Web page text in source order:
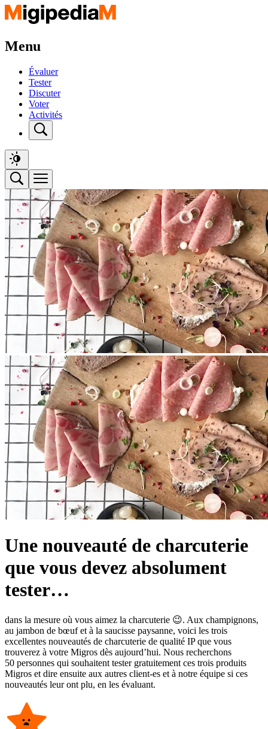
Menu
Évaluer
Tester
Discuter
Voter
Activités
Une nouveauté de charcuterie
que vous devez absolument
tester…
dans la mesure où vous aimez la charcuterie 😉. Aux champignons,
au jambon de bœuf et à la saucisse paysanne, voici les trois
excellentes nouveautés de charcuterie de qualité IP que vous
trouverez à votre Migros dès aujourd’hui. Nous recherchons
50 personnes qui souhaitent tester gratuitement ces trois produits
Migros et dire ensuite aux autres client-es et à notre équipe si ces
nouveautés leur ont plu, en les évaluant.